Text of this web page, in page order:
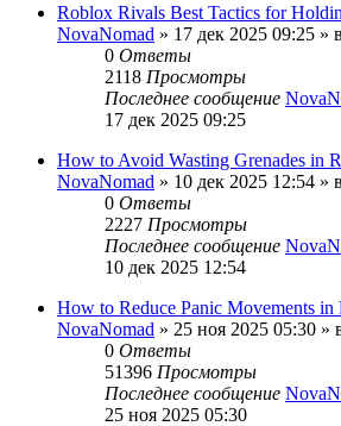
Roblox Rivals Best Tactics for
NovaNomad » 17 дек 2025 09:25 »
0 Ответы
2118 Просмотры
Последнее сообщение
17 дек 2025 09:25
How to Avoid Wasting Grenades in
NovaNomad » 10 дек 2025 12:54 »
0 Ответы
2227 Просмотры
Последнее сообщение
10 дек 2025 12:54
How to Reduce Panic Movements
NovaNomad » 25 ноя 2025 05:30 »
0 Ответы
51396 Просмотры
Последнее сообщение
25 ноя 2025 05:30